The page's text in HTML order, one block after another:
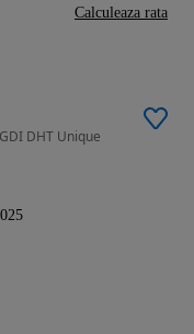
DHT Unique
Calculeaza rata